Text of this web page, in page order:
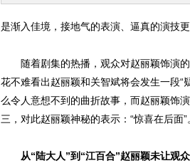
是渐入佳境，接地气的表演、逼真的演技
随着剧集的热播，观众对赵丽颖饰演的
花不难看出赵丽颖和关智斌将会发生一段
么令人意想不到的曲折故事，而赵丽颖饰
三，对此赵丽颖神秘的表示：“惊喜在后面”
从“陆大人”到“江百合”赵丽颖未让观